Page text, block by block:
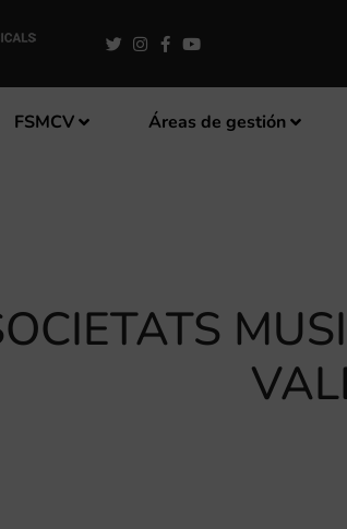
FSMCV Áreas de gestión